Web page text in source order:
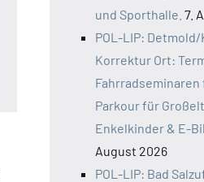
und Sporthalle. 7.
POL-LIP: Detmold/
Korrektur Ort:
Parkour für
Enkelkinder & E-
August 2026
POL-LIP: Bad